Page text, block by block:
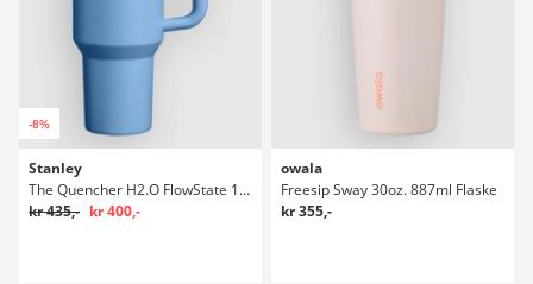
-8%
Stanley
The Quencher H2.O FlowState 1,18l Flaske
kr 435,- kr 400,-
owala
Freesip Sway 30oz. 887ml Flaske
kr 355,-